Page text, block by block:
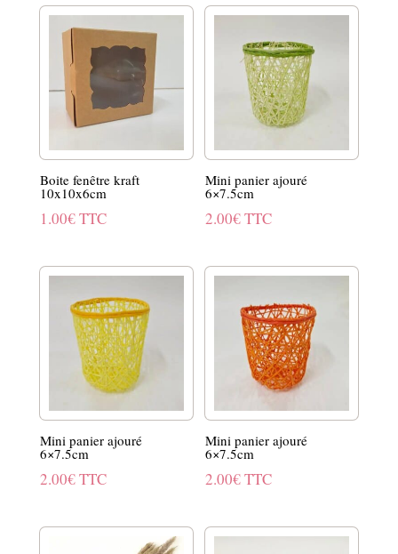
Boite fenêtre kraft
10x10x6cm
1.00€TTC
Mini panier ajouré
6×7.5cm
2.00€TTC
Mini panier ajouré
6×7.5cm
2.00€TTC
Mini panier ajouré
6×7.5cm
2.00€TTC